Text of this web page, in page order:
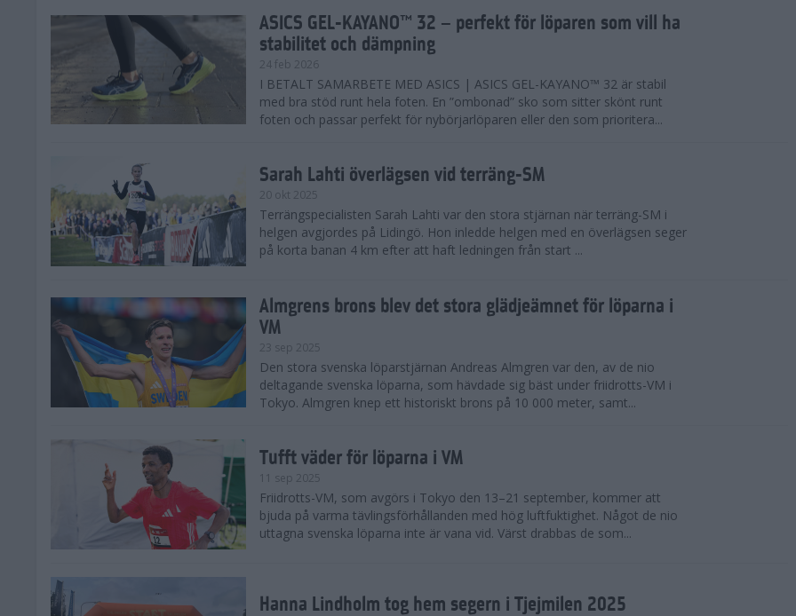
ASICS GEL-KAYANO™ 32 – perfekt för löparen som vill ha
stabilitet och dämpning
24 feb 2026
I BETALT SAMARBETE MED ASICS | ASICS GEL-KAYANO™ 32 är stabil
med bra stöd runt hela foten. En ”ombonad” sko som sitter skönt runt
foten och passar perfekt för nybörjarlöparen eller den som prioritera...
Sarah Lahti överlägsen vid terräng-SM
20 okt 2025
Terrängspecialisten Sarah Lahti var den stora stjärnan när terräng-SM i
helgen avgjordes på Lidingö. Hon inledde helgen med en överlägsen seger
på korta banan 4 km efter att haft ledningen från start ...
Almgrens brons blev det stora glädjeämnet för löparna i
VM
23 sep 2025
Den stora svenska löparstjärnan Andreas Almgren var den, av de nio
deltagande svenska löparna, som hävdade sig bäst under friidrotts-VM i
Tokyo. Almgren knep ett historiskt brons på 10 000 meter, samt...
Tufft väder för löparna i VM
11 sep 2025
Friidrotts-VM, som avgörs i Tokyo den 13–21 september, kommer att
bjuda på varma tävlingsförhållanden med hög luftfuktighet. Något de nio
uttagna svenska löparna inte är vana vid. Värst drabbas de som...
Hanna Lindholm tog hem segern i Tjejmilen 2025